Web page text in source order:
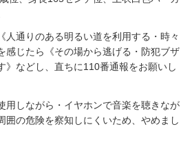
人通りのある明るい道を利用する・時々
感じたら《その場から逃げる・防犯ブザ
》などし、直ちに110番通報をお願いし
用しながら・イヤホンで音楽を聴きなが
囲の危険を察知しにくいため、やめまし